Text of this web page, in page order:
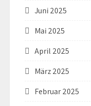
Juni 2025
Mai 2025
April 2025
März 2025
Februar 2025